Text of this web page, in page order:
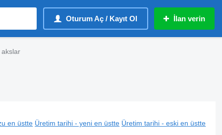
Oturum Aç / Kayıt Ol İlan verin
akslar
en üstte Üretim tarihi - yeni en üstte Üretim tarihi - eski en üstte